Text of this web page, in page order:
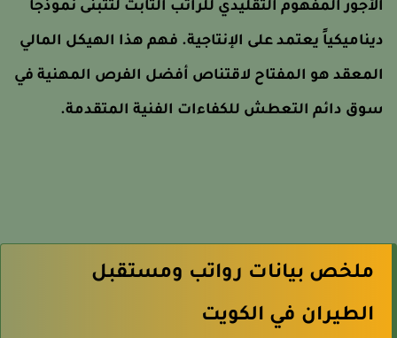
المفهوم التقليدي للراتب الثابت لتتبنى نموذجاً
يعتمد على الإنتاجية. فهم هذا الهيكل المالي
هو المفتاح لاقتناص أفضل الفرص المهنية في
دائم التعطش للكفاءات الفنية المتقدمة.
ملخص بيانات رواتب ومستقبل
الطيران في الكويت